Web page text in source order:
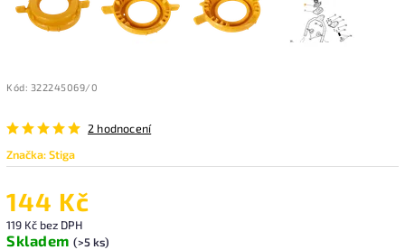
Kód: 322245069/0
2 hodnocení
Značka:Stiga
144 Kč
119 Kč bez DPH
Skladem (>5 ks)